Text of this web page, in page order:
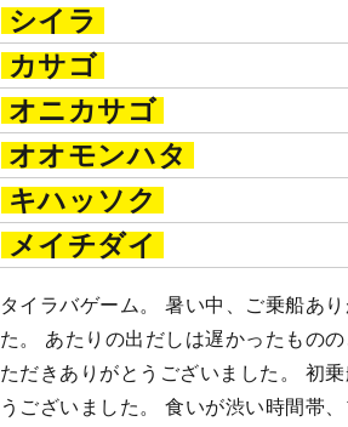
シイラ
カサゴ
オニカサゴ
オオモンハタ
キハッソク
メイチダイ
タイラバゲーム。 暑い中、ご乗船あ
た。 あたりの出だしは遅かったもの
ただきありがとうございました。 初
うございました。 食いが渋い時間帯